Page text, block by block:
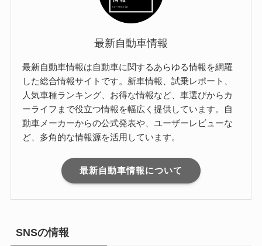
最新自動車情報
最新自動車情報は自動車に関するあらゆる情報を網羅
した総合情報サイトです。新車情報、試乗レポート、
人気車種ランキング、お得な情報など、車選びからカ
ーライフまで役立つ情報を幅広く提供しています。自
動車メーカーからの公式発表や、ユーザーレビューな
ど、多角的な情報源を活用しています。
最新自動車情報について
SNSの情報